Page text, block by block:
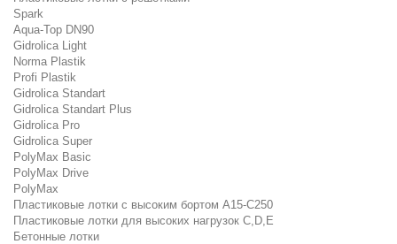
Spark
Aqua-Top DN90
Gidrolica Light
Norma Plastik
Profi Plastik
Gidrolica Standart
Gidrolica Standart Plus
Gidrolica Pro
Gidrolica Super
PolyMax Basic
PolyMax Drive
PolyMax
Пластиковые лотки с высоким бортом А15-C250
Пластиковые лотки для высоких нагрузок C,D,E
Бетонные лотки